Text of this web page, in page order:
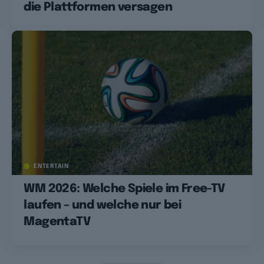
die Plattformen versagen
ENTERTAIN
WM 2026: Welche Spiele im Free-TV
laufen – und welche nur bei
MagentaTV